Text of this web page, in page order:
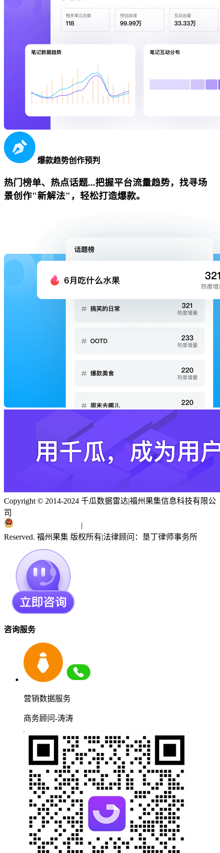
爆款趋势创作预判
热门榜单、热点话题...把握平台流量趋势，找寻场
景创作"新解法"，轻松打造爆款。
Copyright © 2014-2024 千瓜数据雷达|福州果集信息科技有限公
司
|
Reserved. 福州果集 版权所有|法律顾问：垦丁律师事务所
咨询服务
营销数据服务
商务顾问-涛涛